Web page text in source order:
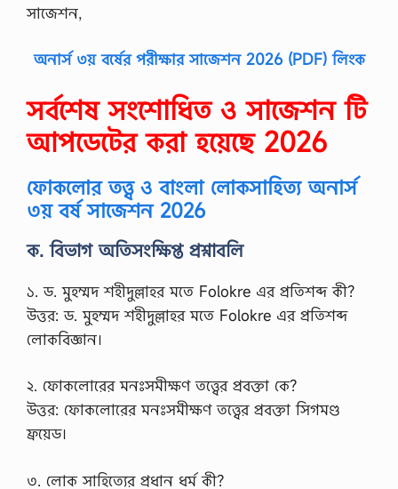
সাজেশন,
অনার্স ৩য় বর্ষের পরীক্ষার সাজেশন 2026 (PDF) লিংক
সর্বশেষ সংশোধিত ও সাজেশন টি
আপডেটের করা হয়েছে 2026
ফোকলোর তত্ত্ব ও বাংলা লোকসাহিত্য অনার্স
৩য় বর্ষ সাজেশন 2026
ক. বিভাগ অতিসংক্ষিপ্ত প্রশ্নাবলি
১. ড. মুহম্মদ শহীদুল্লাহর মতে Folokre এর প্রতিশব্দ কী?
উত্তর: ড. মুহম্মদ শহীদুল্লাহর মতে Folokre এর প্রতিশব্দ
লোকবিজ্ঞান।
২. ফোকলোরের মনঃসমীক্ষণ তত্ত্বের প্রবক্তা কে?
উত্তর: ফোকলোরের মনঃসমীক্ষণ তত্ত্বের প্রবক্তা সিগমণ্ড
ফ্রয়েড।
৩. লোক সাহিত্যের প্রধান ধর্ম কী?